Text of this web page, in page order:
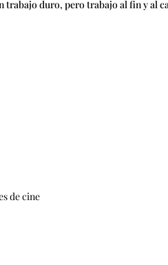
trabajo duro, pero trabajo al fin y al
de cine